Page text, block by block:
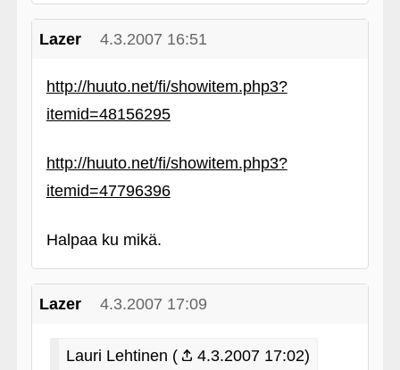
Lazer 4.3.2007 16:51
http://huuto.net/fi/showitem.php3?
itemid=48156295
http://huuto.net/fi/showitem.php3?
itemid=47796396
Halpaa ku mikä.
Lazer 4.3.2007 17:09
Lauri Lehtinen (
4.3.2007 17:02)